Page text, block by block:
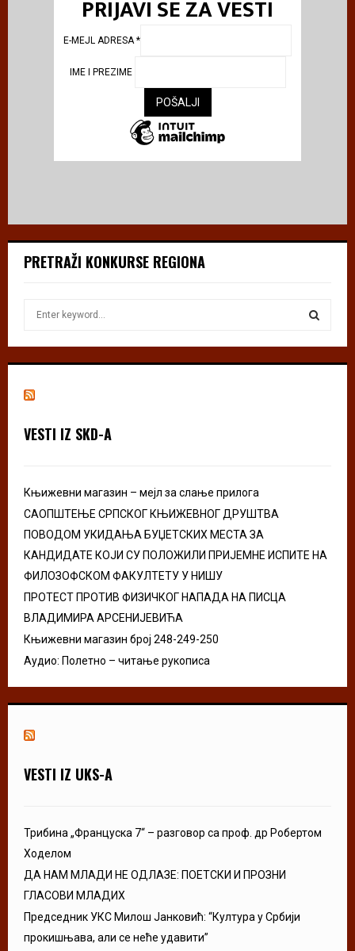
PRIJAVI SE ZA VESTI
E-MEJL ADRESA *
IME I PREZIME
PRETRAŽI KONKURSE REGIONA
h
r
S
VESTI IZ SKD-A
Књижевни магазин – мејл за слање прилога
САОПШТЕЊЕ СРПСКОГ КЊИЖЕВНОГ ДРУШТВА
ПОВОДОМ УКИДАЊА БУЏЕТСКИХ МЕСТА ЗА
КАНДИДАТЕ КОЈИ СУ ПОЛОЖИЛИ ПРИЈЕМНЕ ИСПИТЕ НА
ФИЛОЗОФСКОМ ФАКУЛТЕТУ У НИШУ
ПРОТЕСТ ПРОТИВ ФИЗИЧКОГ НАПАДА НА ПИСЦА
ВЛАДИМИРА АРСЕНИЈЕВИЋА
Књижевни магазин број 248-249-250
Аудио: Полетно – читање рукописа
VESTI IZ UKS-A
Трибина „Француска 7“ – разговор са проф. др Робертом
Ходелом
ДА НАМ МЛАДИ НЕ ОДЛАЗЕ: ПОЕТСКИ И ПРОЗНИ
ГЛАСОВИ МЛАДИХ
Председник УКС Милош Јанковић: “Култура у Србији
прокишњава, али се неће удавити”